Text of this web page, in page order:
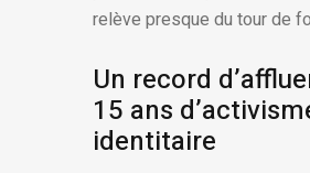
relève presque du tour de
Un record
15 ans
identitaire